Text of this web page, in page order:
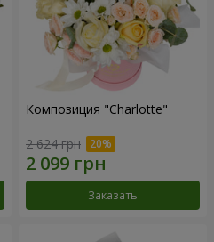
Композиция "Charlotte"
2 624 грн
Заказать